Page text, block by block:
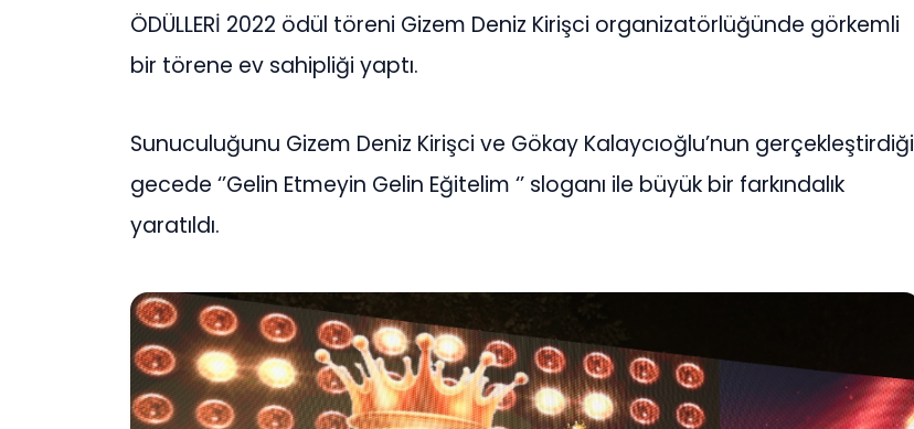
ÖDÜLLERİ 2022 ödül töreni Gizem Deniz Kirişci organizatörlüğünde görkemli
bir törene ev sahipliği yaptı.
Sunuculuğunu Gizem Deniz Kirişci ve Gökay Kalaycıoğlu’nun gerçekleştirdiği
gecede ‘’Gelin Etmeyin Gelin Eğitelim ‘’ sloganı ile büyük bir farkındalık
yaratıldı.